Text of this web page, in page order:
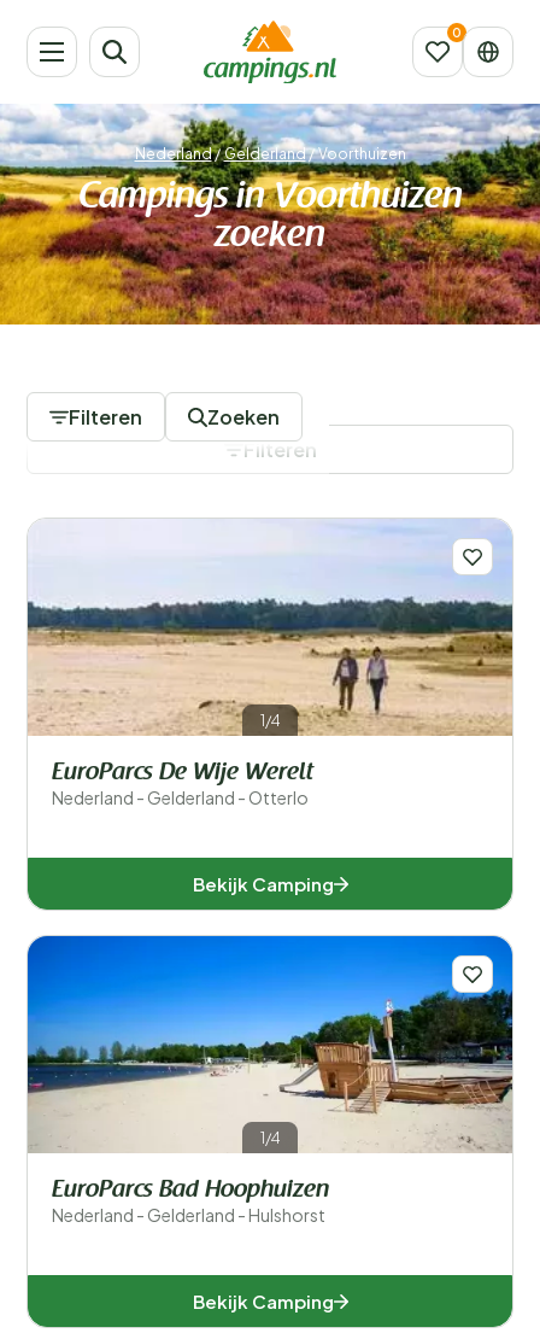
Nederland/Gelderland/Voorthuizen
Campings in Voorthuizen
zoeken
Filteren Zoeken
Populaire filters
Type accommodatie
Zwemmen
Algemeen
Filters opslaan
Filteren
1/4
EuroParcs De Wije Werelt
Nederland - Gelderland - Otterlo
Bekijk Camping
1/4
EuroParcs Bad Hoophuizen
Nederland - Gelderland - Hulshorst
Bekijk Camping